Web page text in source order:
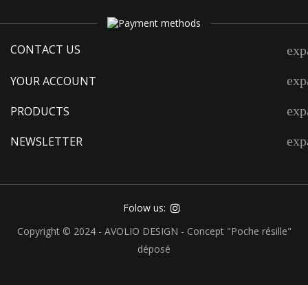
CONTACT US
YOUR ACCOUNT
PRODUCTS
NEWSLETTER
Folow us:
Copyright © 2024 - AVOLIO DESIGN - Concept "Poche résille"
déposé